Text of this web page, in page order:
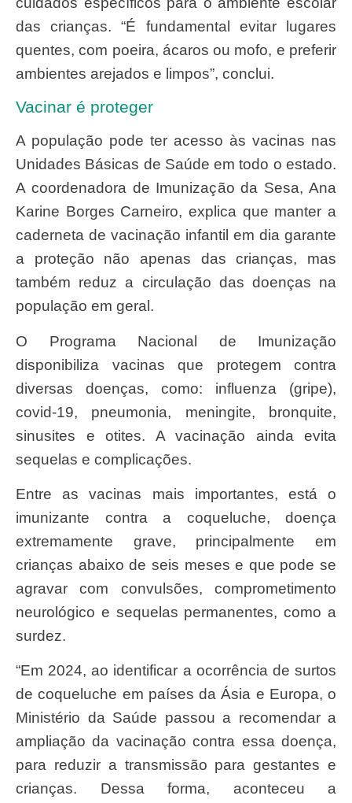
das crianças. “É fundamental evitar lugares
quentes, com poeira, ácaros ou mofo, e preferir
ambientes arejados e limpos”, conclui.
Vacinar é proteger
A população pode ter acesso às vacinas nas
Unidades Básicas de Saúde em todo o estado.
A coordenadora de Imunização da Sesa, Ana
Karine Borges Carneiro, explica que manter a
caderneta de vacinação infantil em dia garante
a proteção não apenas das crianças, mas
também reduz a circulação das doenças na
população em geral.
O Programa Nacional de Imunização
disponibiliza vacinas que protegem contra
diversas doenças, como: influenza (gripe),
covid-19, pneumonia, meningite, bronquite,
sinusites e otites. A vacinação ainda evita
sequelas e complicações.
Entre as vacinas mais importantes, está o
imunizante contra a coqueluche, doença
extremamente grave, principalmente em
crianças abaixo de seis meses e que pode se
agravar com convulsões, comprometimento
neurológico e sequelas permanentes, como a
surdez.
“Em 2024, ao identificar a ocorrência de surtos
de coqueluche em países da Ásia e Europa, o
Ministério da Saúde passou a recomendar a
ampliação da vacinação contra essa doença,
para reduzir a transmissão para gestantes e
crianças. Dessa forma, aconteceu a